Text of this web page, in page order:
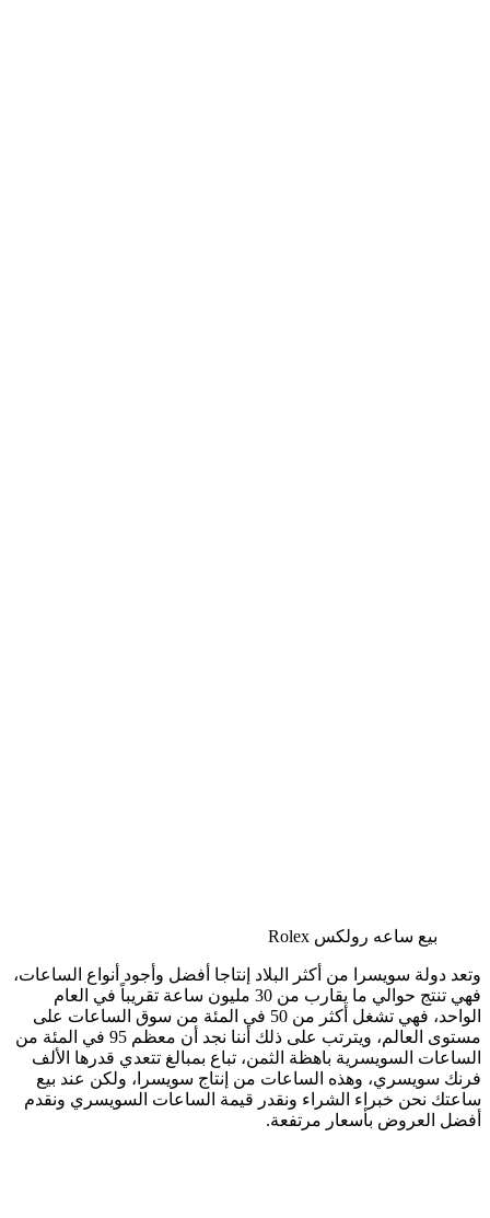
بيع ساعه رولكس Rolex
وتعد دولة سويسرا من أكثر البلاد إنتاجا أفضل وأجود أنواع الساعات،
فهي تنتج حوالي ما يقارب من 30 مليون ساعة تقريباً في العام
الواحد، فهي تشغل أكثر من 50 في المئة من سوق الساعات على
مستوى العالم، ويترتب على ذلك أننا نجد أن معظم 95 في المئة من
الساعات السويسرية باهظة الثمن، تباع بمبالغ تتعدي قدرها الألف
فرنك سويسري، وهذه الساعات من إنتاج سويسرا، ولكن عند بيع
ساعتك نحن خبراء الشراء ونقدر قيمة الساعات السويسري ونقدم
أفضل العروض بأسعار مرتفعة.